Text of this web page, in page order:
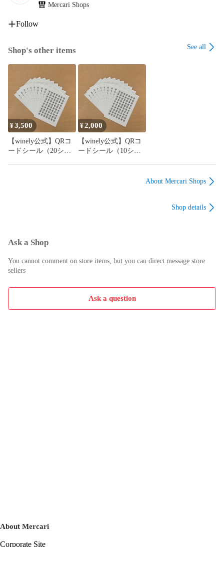
Mercari Shops
Follow
Shop's other items See all
¥3,500
【winely公式】QRコ
ードシール（20シー
¥2,000
【winely公式】QRコ
ードシール（10シー
About Mercari Shops
Shop details
Ask a Shop
You cannot comment on store items, but you can direct message store
sellers
Ask a question
About Mercari
Corporate Site